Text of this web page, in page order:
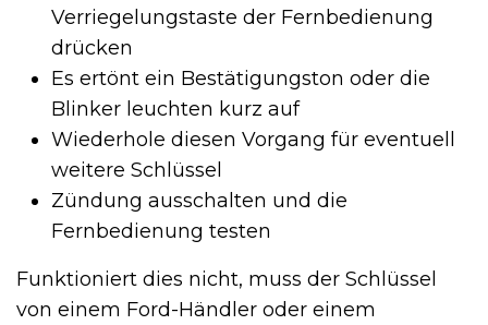
Verriegelungstaste der Fernbedienung
drücken
Es ertönt ein Bestätigungston oder die
Blinker leuchten kurz auf
Wiederhole diesen Vorgang für eventuell
weitere Schlüssel
Zündung ausschalten und die
Fernbedienung testen
Funktioniert dies nicht, muss der Schlüssel
von einem Ford-Händler oder einem